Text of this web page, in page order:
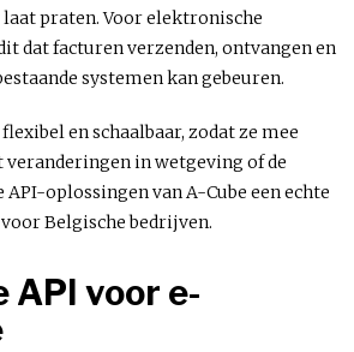
praten. Voor elektronische
dat facturen verzenden, ontvangen en
systemen kan gebeuren.
en schaalbaar, zodat ze mee
in wetgeving of de
oplossingen van A-Cube een echte
Belgische bedrijven.
API voor e-